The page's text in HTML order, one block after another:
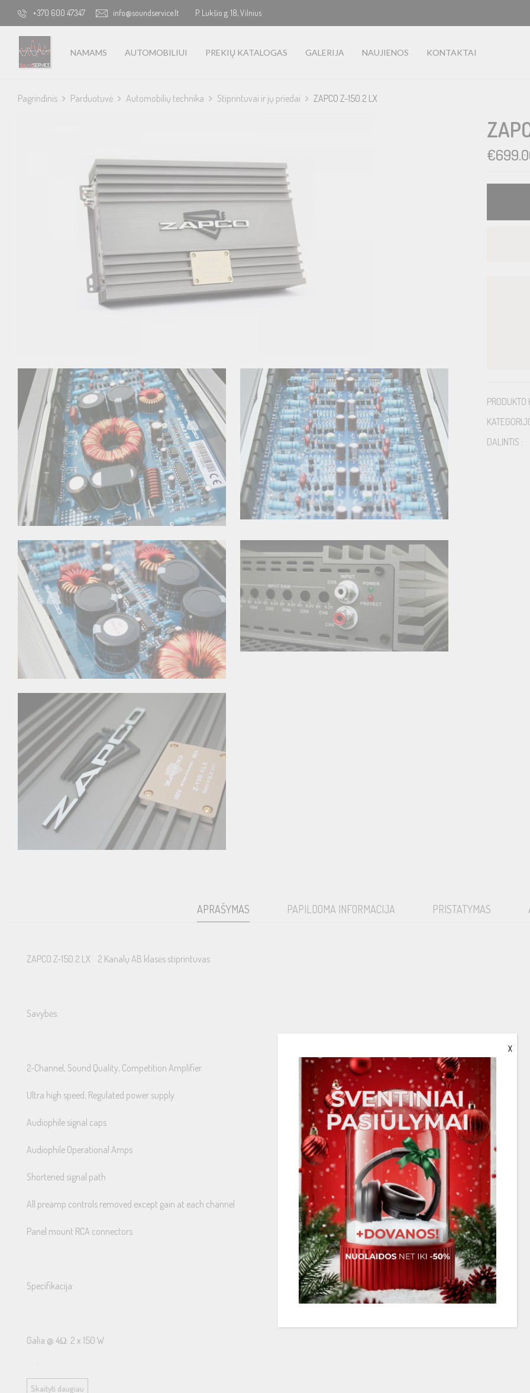
+370 600 47347 info@soundservice.lt P. Lukšio g. 18, Vilnius
NAMAMS AUTOMOBILIUI PREKIŲ KATALOGAS GALERIJA NAUJIENOS KONTAKTAI
Pagrindinis Parduotuvė Automobilių technika Stiprintuvai ir jų priedai ZAPCO Z-150.2 LX
€
PRODUKTO
DALINTIS :
APRAŠYMAS PAPILDOMA INFORMACIJA PRISTATYMAS
ZAPCO Z-150.2 LX 2 Kanalų AB klasės stiprintuvas
Savybės:
2-Channel, Sound Quality, Competition Amplifier
Ultra high speed, Regulated power supply
Audiophile signal caps
Audiophile Operational Amps
Shortened signal path
All preamp controls removed except gain at each channel
Panel mount RCA connectors
Specifikacija:
Galia @ 4Ω: 2 x 150 W
Galia @ 2Ω: 2 x 250 W
Skaityti daugiau
X